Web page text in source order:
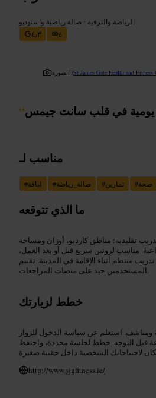
الرياضة والترفيه • صالة رياضية واستوديو
٤٫٣
٤
الصورة /St James Gate Health and Fitness
“يومية في قلب سانت جيمس
مناسب لـ
#لياقة #صالة_رياضة #تمارين #صحة
ما الذي تتوقعه
تقليدية: مناطق كارديو، أوزان ومساحة
مناسب لروتين سريع قبل أو بعد العمل،
منتظم أثناء الإقامة في المدينة. تقييم
المستخدمين جيد على منصات المراجعات.
خطط لزيارتك
ومناشف. استعلم عن سياسة الدخول للزوار
قبل التوجه. خطط لجلسة محددة، واحتفظ
http://www.sjgfitness.ie/